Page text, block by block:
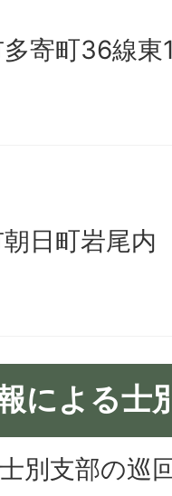
寄町36線東
日町岩尾内
による士
別支部の巡